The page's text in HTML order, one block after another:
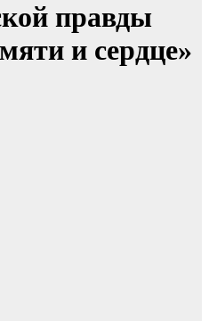
правды
и сердце»